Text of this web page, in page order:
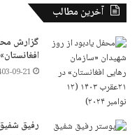
آخرین مطالب
گزارش
افغانستان»
09-21
رفیق